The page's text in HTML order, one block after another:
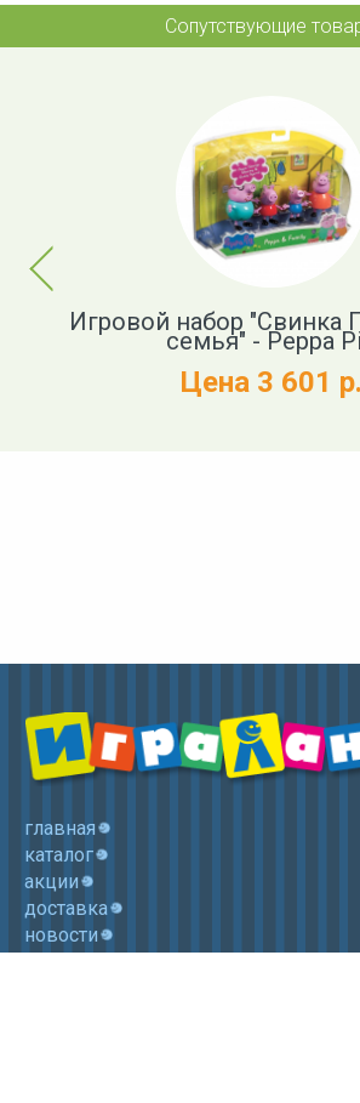
Сопутствующие
Previous
Игровой набор "Свинка
семья" - Peppa
Цена 3 601 р.
главная
каталог
акции
доставка
новости